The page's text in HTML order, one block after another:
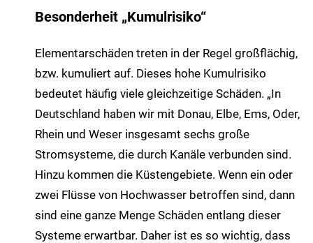
Besonderheit „Kumulrisiko“
Elementarschäden treten in der Regel großflächig,
bzw. kumuliert auf. Dieses hohe Kumulrisiko
bedeutet häufig viele gleichzeitige Schäden. „In
Deutschland haben wir mit Donau, Elbe, Ems, Oder,
Rhein und Weser insgesamt sechs große
Stromsysteme, die durch Kanäle verbunden sind.
Hinzu kommen die Küstengebiete. Wenn ein oder
zwei Flüsse von Hochwasser betroffen sind, dann
sind eine ganze Menge Schäden entlang dieser
Systeme erwartbar. Daher ist es so wichtig, dass